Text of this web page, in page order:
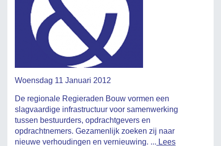
Woensdag 11 Januari 2012
De regionale Regieraden Bouw vormen een
slagvaardige infrastructuur voor samenwerking
tussen bestuurders, opdrachtgevers en
opdrachtnemers. Gezamenlijk zoeken zij naar
nieuwe verhoudingen en vernieuwing. ... Lees